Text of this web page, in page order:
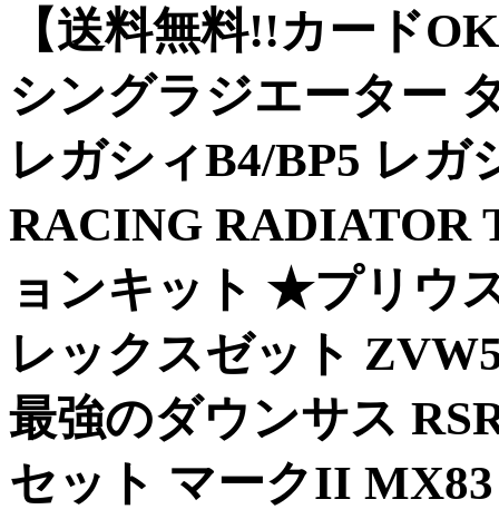
【送料無料!!カード
シングラジエーター
レガシィB4/BP5 レ
RACING RADIATOR
ョンキット ★プリウ
レックスゼット
最強のダウンサス
セット マークII MX83